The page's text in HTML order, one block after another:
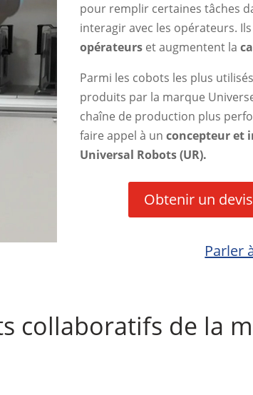
pour remplir certaines tâches
interagir avec les opérateurs.
opérateurs et augmentent la
Parmi les cobots les plus
produits par la marque
chaîne de production plus
faire appel à unconcepteur et
Universal Robots (UR).
Obtenir un devis
Parler
collaboratifs de la